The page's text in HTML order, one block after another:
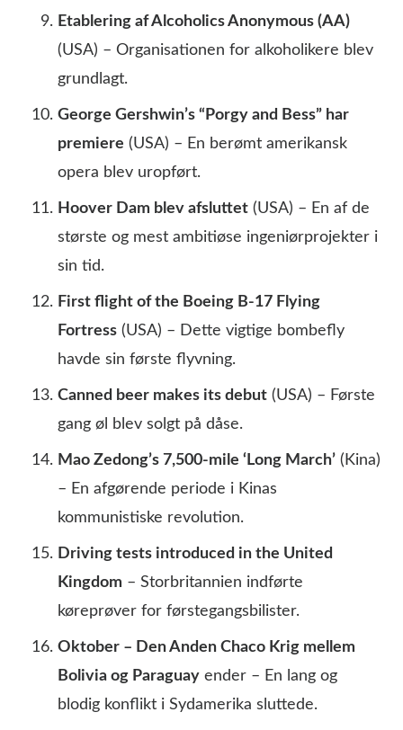
Etablering af Alcoholics Anonymous (AA)
(USA) – Organisationen for alkoholikere blev
grundlagt.
George Gershwin’s “Porgy and Bess” har
premiere (USA) – En berømt amerikansk
opera blev uropført.
Hoover Dam blev afsluttet (USA) – En af de
største og mest ambitiøse ingeniørprojekter i
sin tid.
First flight of the Boeing B-17 Flying
Fortress (USA) – Dette vigtige bombefly
havde sin første flyvning.
Canned beer makes its debut (USA) – Første
gang øl blev solgt på dåse.
Mao Zedong’s 7,500-mile ‘Long March’ (Kina)
– En afgørende periode i Kinas
kommunistiske revolution.
Driving tests introduced in the United
Kingdom – Storbritannien indførte
køreprøver for førstegangsbilister.
Oktober – Den Anden Chaco Krig mellem
Bolivia og Paraguay ender – En lang og
blodig konflikt i Sydamerika sluttede.